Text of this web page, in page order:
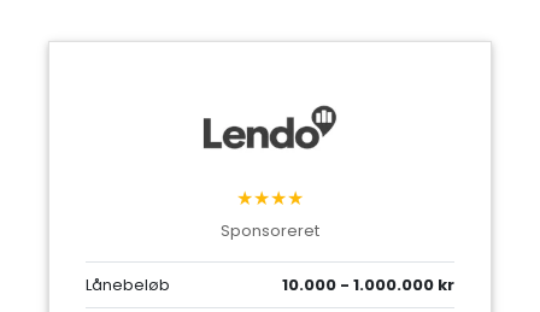
★★★★
Sponsoreret
Lånebeløb 10.000 - 1.000.000 kr